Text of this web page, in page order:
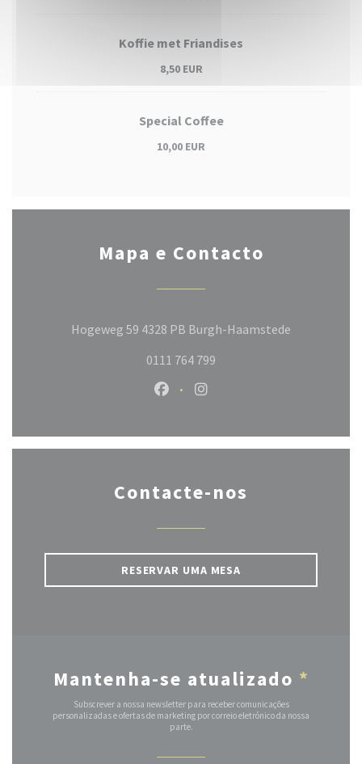
Koffie met Friandises
8,50 EUR
Special Coffee
10,00 EUR
Mapa e Contacto
Hogeweg 59 4328 PB Burgh-Haamstede
0111 764 799
Facebook ((abre numa nova
Instagram ((abre numa
Contacte-nos
RESERVAR UMA MESA
Mantenha-se atualizado *
Subscrever a nossa newsletter para receber comunicações
personalizadas e ofertas de marketing por correio eletrónico da nossa
parte.